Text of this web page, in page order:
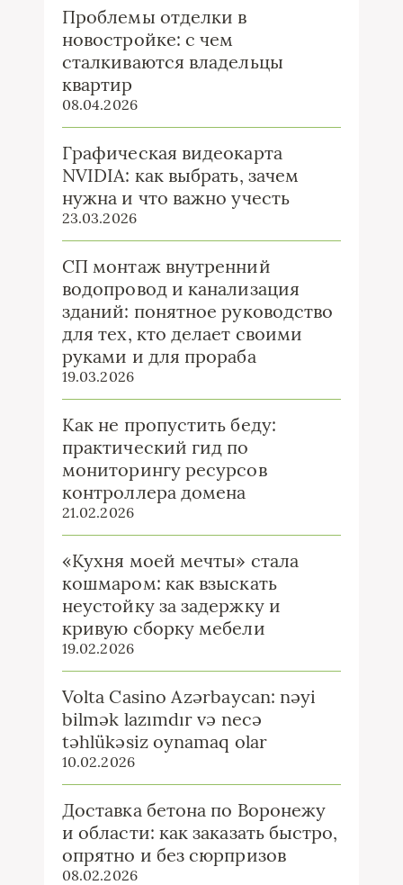
Проблемы отделки в
новостройке: с чем
сталкиваются владельцы
квартир
08.04.2026
Графическая видеокарта
NVIDIA: как выбрать, зачем
нужна и что важно учесть
23.03.2026
СП монтаж внутренний
водопровод и канализация
зданий: понятное руководство
для тех, кто делает своими
руками и для прораба
19.03.2026
Как не пропустить беду:
практический гид по
мониторингу ресурсов
контроллера домена
21.02.2026
«Кухня моей мечты» стала
кошмаром: как взыскать
неустойку за задержку и
кривую сборку мебели
19.02.2026
Volta Casino Azərbaycan: nəyi
bilmək lazımdır və necə
təhlükəsiz oynamaq olar
10.02.2026
Доставка бетона по Воронежу
и области: как заказать быстро,
опрятно и без сюрпризов
08.02.2026